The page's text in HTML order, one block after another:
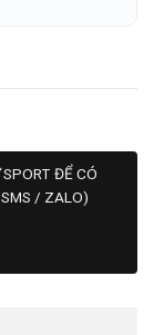
ĐỂ CÓ
/ ZALO)